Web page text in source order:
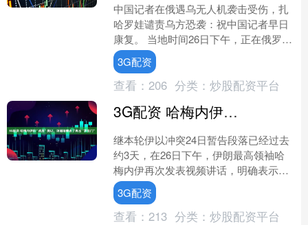
中国记者在俄遇乌无人机袭击受伤，扎
哈罗娃谴责乌方恐袭：祝中国记者早日
康复。 当地时间26日下午，正在俄罗斯
库尔斯克地区采访的中国媒体记者一
行，遇到针对当地设施的....
3G配资
查看： 206 分类： 炒股配资平台
3G配资 哈梅内伊称“战胜”美以，浓缩铀哪去了再出“罗生门”
继本轮伊以冲突24日暂告段落已经过去
约3天，在26日下午，伊朗最高领袖哈
梅内伊再次发表视频讲话，明确表示伊
朗在此前的冲突中战胜美国与以色列，
并狠狠地给了美国一记....
3G配资
查看： 213 分类： 炒股配资平台